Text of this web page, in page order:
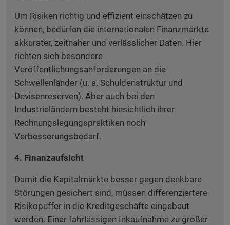
Um Risiken richtig und effizient einschätzen zu
können, bedürfen die internationalen Finanzmärkte
akkurater, zeitnaher und verlässlicher Daten. Hier
richten sich besondere
Veröffentlichungsanforderungen an die
Schwellenländer (u. a. Schuldenstruktur und
Devisenreserven). Aber auch bei den
Industrieländern besteht hinsichtlich ihrer
Rechnungslegungspraktiken noch
Verbesserungsbedarf.
4. Finanzaufsicht
Damit die Kapitalmärkte besser gegen denkbare
Störungen gesichert sind, müssen differenziertere
Risikopuffer in die Kreditgeschäfte eingebaut
werden. Einer fahrlässigen Inkaufnahme zu großer